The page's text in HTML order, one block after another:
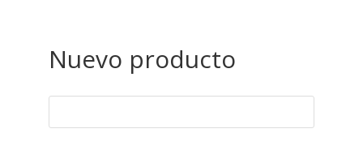
Nuevo producto